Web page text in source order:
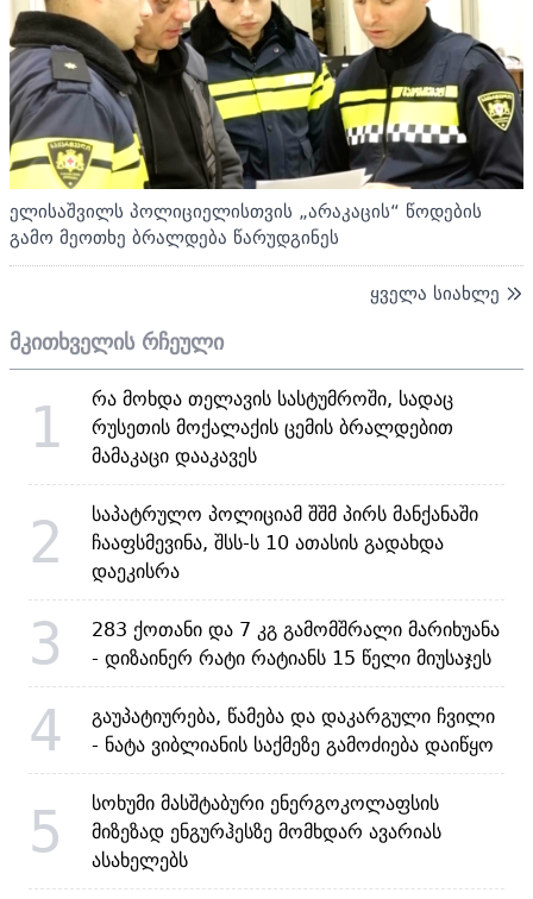
ელისაშვილს პოლიციელისთვის „არაკაცის“ წოდების
გამო მეოთხე ბრალდება წარუდგინეს
ყველა სიახლე
მკითხველის რჩეული
1
რა მოხდა თელავის სასტუმროში, სადაც
რუსეთის მოქალაქის ცემის ბრალდებით
მამაკაცი დააკავეს
2
საპატრულო პოლიციამ შშმ პირს მანქანაში
ჩააფსმევინა, შსს-ს 10 ათასის გადახდა
დაეკისრა
3
283 ქოთანი და 7 კგ გამომშრალი მარიხუანა
- დიზაინერ რატი რატიანს 15 წელი მიუსაჯეს
4
გაუპატიურება, წამება და დაკარგული ჩვილი
- ნატა ვიბლიანის საქმეზე გამოძიება დაიწყო
5
სოხუმი მასშტაბური ენერგოკოლაფსის
მიზეზად ენგურჰესზე მომხდარ ავარიას
ასახელებს